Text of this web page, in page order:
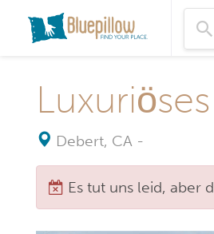
Debert, CA -
Es tut uns leid, aber